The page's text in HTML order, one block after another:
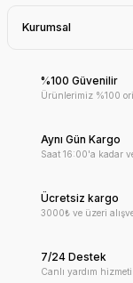
Kurumsal
%100 Güvenilir
Ürünlerimiz %100
Aynı Gün Kargo
Saat 16:00'a kadar
Ücretsiz kargo
3000₺ ve üzeri
7/24 Destek
Canlı yardım